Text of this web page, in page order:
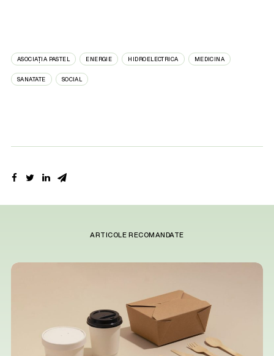
ASOCIAȚIA PASTEL ENERGIE HIDROELECTRICA MEDICINA
SANATATE SOCIAL
ARTICOLE RECOMANDATE